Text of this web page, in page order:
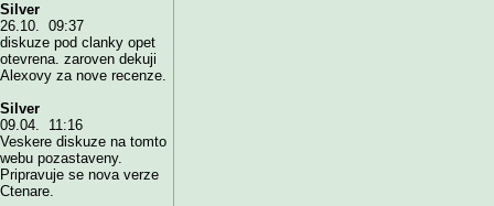
Silver
26.10. 09:37
diskuze pod clanky opet
otevrena. zaroven dekuji
Alexovy za nove recenze.
Silver
09.04. 11:16
Veskere diskuze na tomto
webu pozastaveny.
Pripravuje se nova verze
Ctenare.